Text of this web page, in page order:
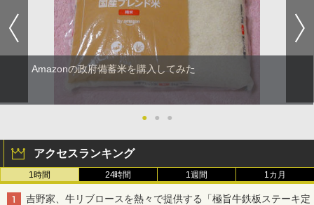
Amazonの政府備蓄米を購入してみた
● ● ●
アクセスランキング
1時間 24時間 1週間 1カ月
吉野家、牛リブロースを熱々で提供する「極旨牛鉄板ステーキ定